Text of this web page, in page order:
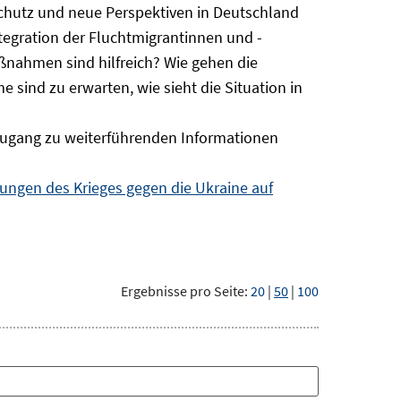
und neue Perspektiven in Deutschland
der Fluchtmigrantinnen und -
sind hilfreich? Wie gehen die
sind zu erwarten, wie sieht die Situation in
zu weiterführenden Informationen
des Krieges gegen die Ukraine auf
Ergebnisse pro Seite: 20 | 50 | 100